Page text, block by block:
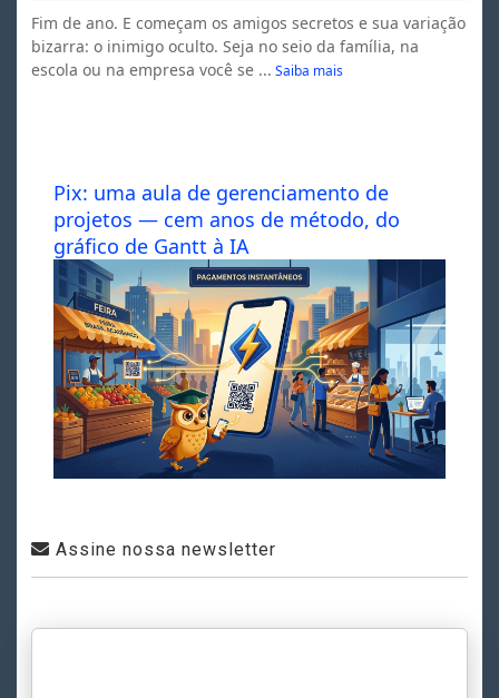
Fim de ano. E começam os amigos secretos e sua variação
bizarra: o inimigo oculto. Seja no seio da família, na
escola ou na empresa você se ... Saiba mais
Pix: uma aula de gerenciamento de
projetos — cem anos de método, do
gráfico de Gantt à IA
Assine nossa newsletter